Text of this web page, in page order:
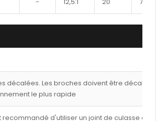
décalées. Les broches doivent être décalées de
le plus rapide
d'utiliser un joint de culasse de 1,00